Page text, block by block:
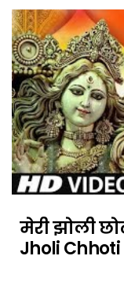
मेरी झोली
Jholi Chhoti